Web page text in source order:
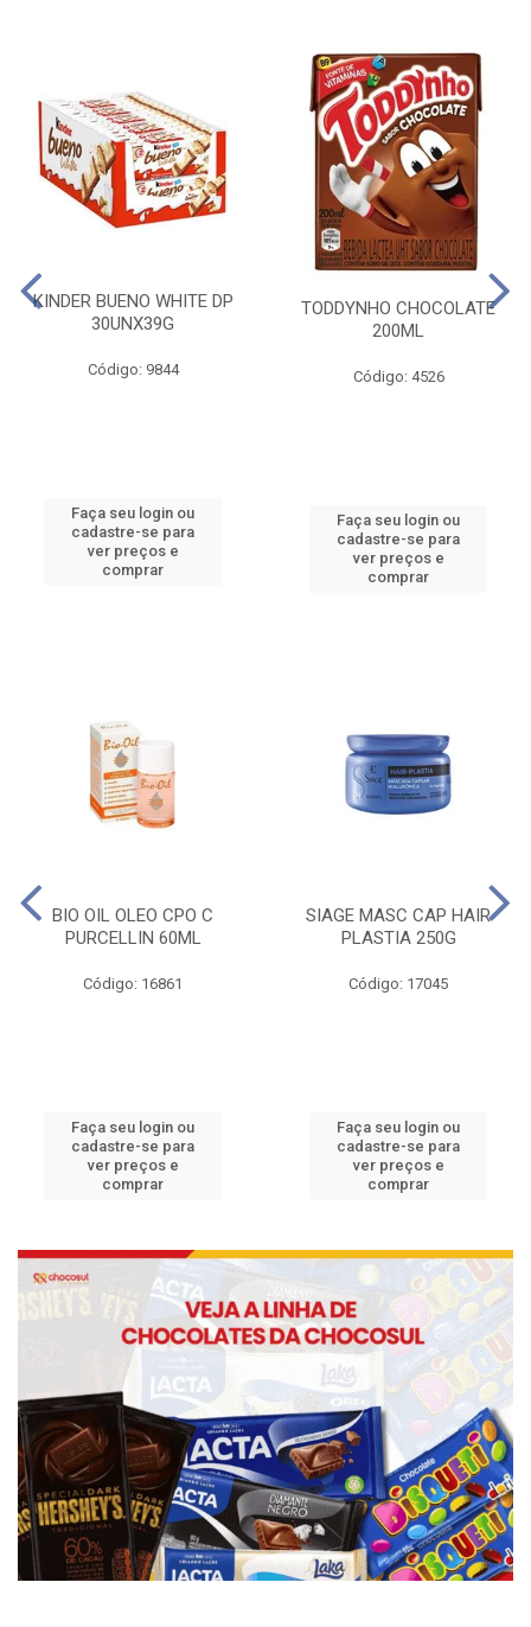
KINDER BUENO WHITE DP
30UNX39G
Código: 9844
Faça seu login ou
cadastre-se para
ver preços e
comprar
TODDYNHO CHOCOLATE
200ML
Código: 4526
Faça seu login ou
cadastre-se para
ver preços e
comprar
BIO OIL OLEO CPO C
PURCELLIN 60ML
Código: 16861
Faça seu login ou
cadastre-se para
ver preços e
comprar
SIAGE MASC CAP HAIR
PLASTIA 250G
Código: 17045
Faça seu login ou
cadastre-se para
ver preços e
comprar